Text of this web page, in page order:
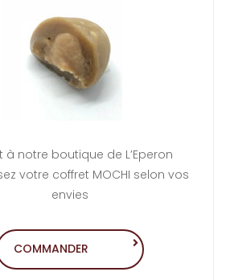
à notre boutique de L’Eperon
votre coffret MOCHI selon vos
envies
COMMANDER